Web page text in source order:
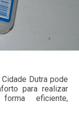
Dutra pode
para realizar
eficiente,